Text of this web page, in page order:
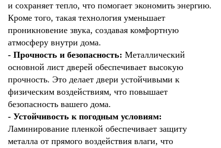
и сохраняет тепло, что помогает экономить энергию.
Кроме того, такая технология уменьшает
проникновение звука, создавая комфортную
атмосферу внутри дома.
- Прочность и безопасность: Металлический
основной лист дверей обеспечивает высокую
прочность. Это делает двери устойчивыми к
физическим воздействиям, что повышает
безопасность вашего дома.
- Устойчивость к погодным условиям:
Ламинирование пленкой обеспечивает защиту
металла от прямого воздействия влаги, что